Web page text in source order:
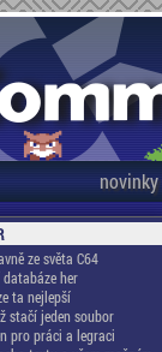
novinky
ze světa C64
her
ta nejlepší
stačí jeden soubor
pro práci a legraci